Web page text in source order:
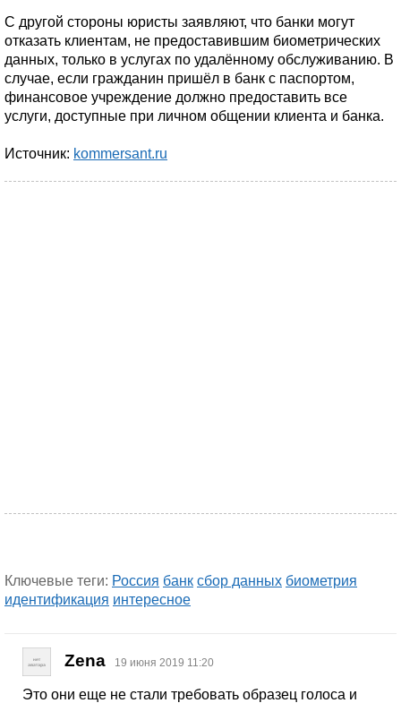
С другой стороны юристы заявляют, что банки могут
отказать клиентам, не предоставившим биометрических
данных, только в услугах по удалённому обслуживанию. В
случае, если гражданин пришёл в банк с паспортом,
финансовое учреждение должно предоставить все
услуги, доступные при личном общении клиента и банка.
Источник: kommersant.ru
Ключевые теги: Россия банк сбор данных биометрия
идентификация интересное
Zena 19 июня 2019 11:20
Это они еще не стали требовать образец голоса и